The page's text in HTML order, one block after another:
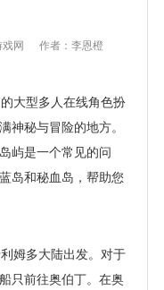
网 作者：李恩橙
大型多人在线角色扮
神秘与冒险的地方。
屿是一个常见的问
岛和秘血岛，帮助您
姆多大陆出发。对于
只前往奥伯丁。在奥